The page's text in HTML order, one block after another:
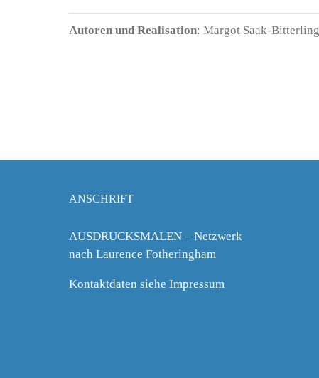
Autoren und Realisation: Margot Saak-
ANSCHRIFT
AUSDRUCKSMALEN – Netzwerk
nach Laurence Fotheringham
Kontaktdaten siehe Impressum